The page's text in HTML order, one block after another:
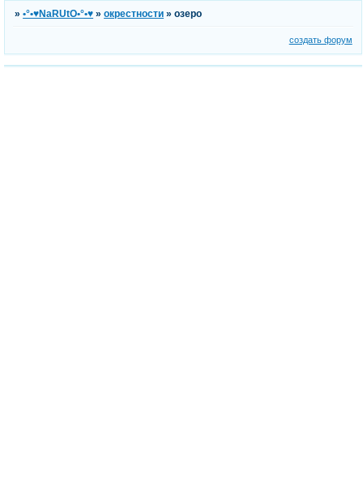
»•°•♥NaRUtO•°•♥ »окрестности »озеро
создать форум